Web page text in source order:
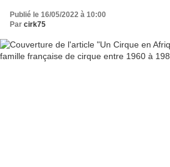
Publié le 16/05/2022 à 10:00
Par cirk75